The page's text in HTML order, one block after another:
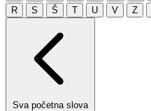
R
S Š T U V Z
Sva početna slova